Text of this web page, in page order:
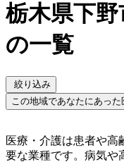
栃木県下
の一覧
絞り込み
この地域であなたにあっ
医療・介護は患者や高
要な業種です。病気や